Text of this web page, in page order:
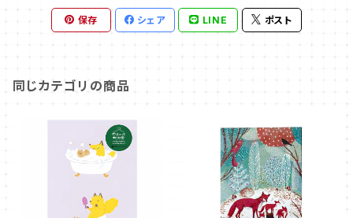
保存 シェア LINE ポスト
同じカテゴリの商品